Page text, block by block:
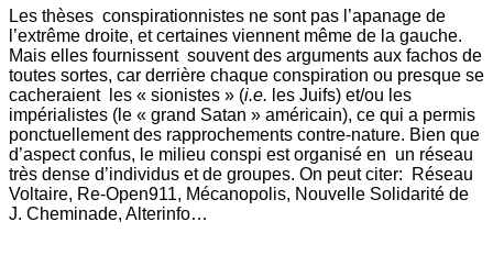
Les thèses conspirationnistes ne sont pas l’apanage de
l’extrême droite, et certaines viennent même de la gauche.
Mais elles fournissent souvent des arguments aux fachos de
toutes sortes, car derrière chaque conspiration ou presque se
cacheraient les « sionistes » (i.e. les Juifs) et/ou les
impérialistes (le « grand Satan » américain), ce qui a permis
ponctuellement des rapprochements contre-nature. Bien que
d’aspect confus, le milieu conspi est organisé en un réseau
très dense d’individus et de groupes. On peut citer: Réseau
Voltaire, Re-Open911, Mécanopolis, Nouvelle Solidarité de
J. Cheminade, Alterinfo…